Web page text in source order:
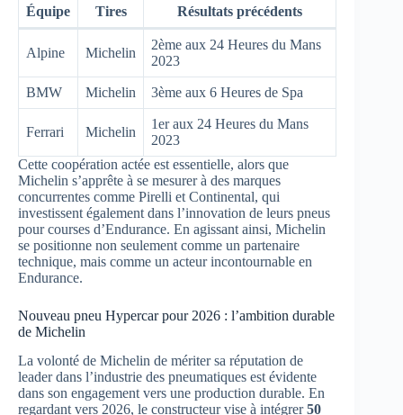
Équipe Tires Résultats précédents
Alpine Michelin
2ème aux 24 Heures du Mans
2023
BMW Michelin 3ème aux 6 Heures de Spa
Ferrari Michelin
1er aux 24 Heures du Mans
2023
Cette coopération actée est essentielle, alors que
Michelin s’apprête à se mesurer à des marques
concurrentes comme Pirelli et Continental, qui
investissent également dans l’innovation de leurs pneus
pour courses d’Endurance. En agissant ainsi, Michelin
se positionne non seulement comme un partenaire
technique, mais comme un acteur incontournable en
Endurance.
Nouveau pneu Hypercar pour 2026 : l’ambition durable
de Michelin
La volonté de Michelin de mériter sa réputation de
leader dans l’industrie des pneumatiques est évidente
dans son engagement vers une production durable. En
regardant vers 2026, le constructeur vise à intégrer50